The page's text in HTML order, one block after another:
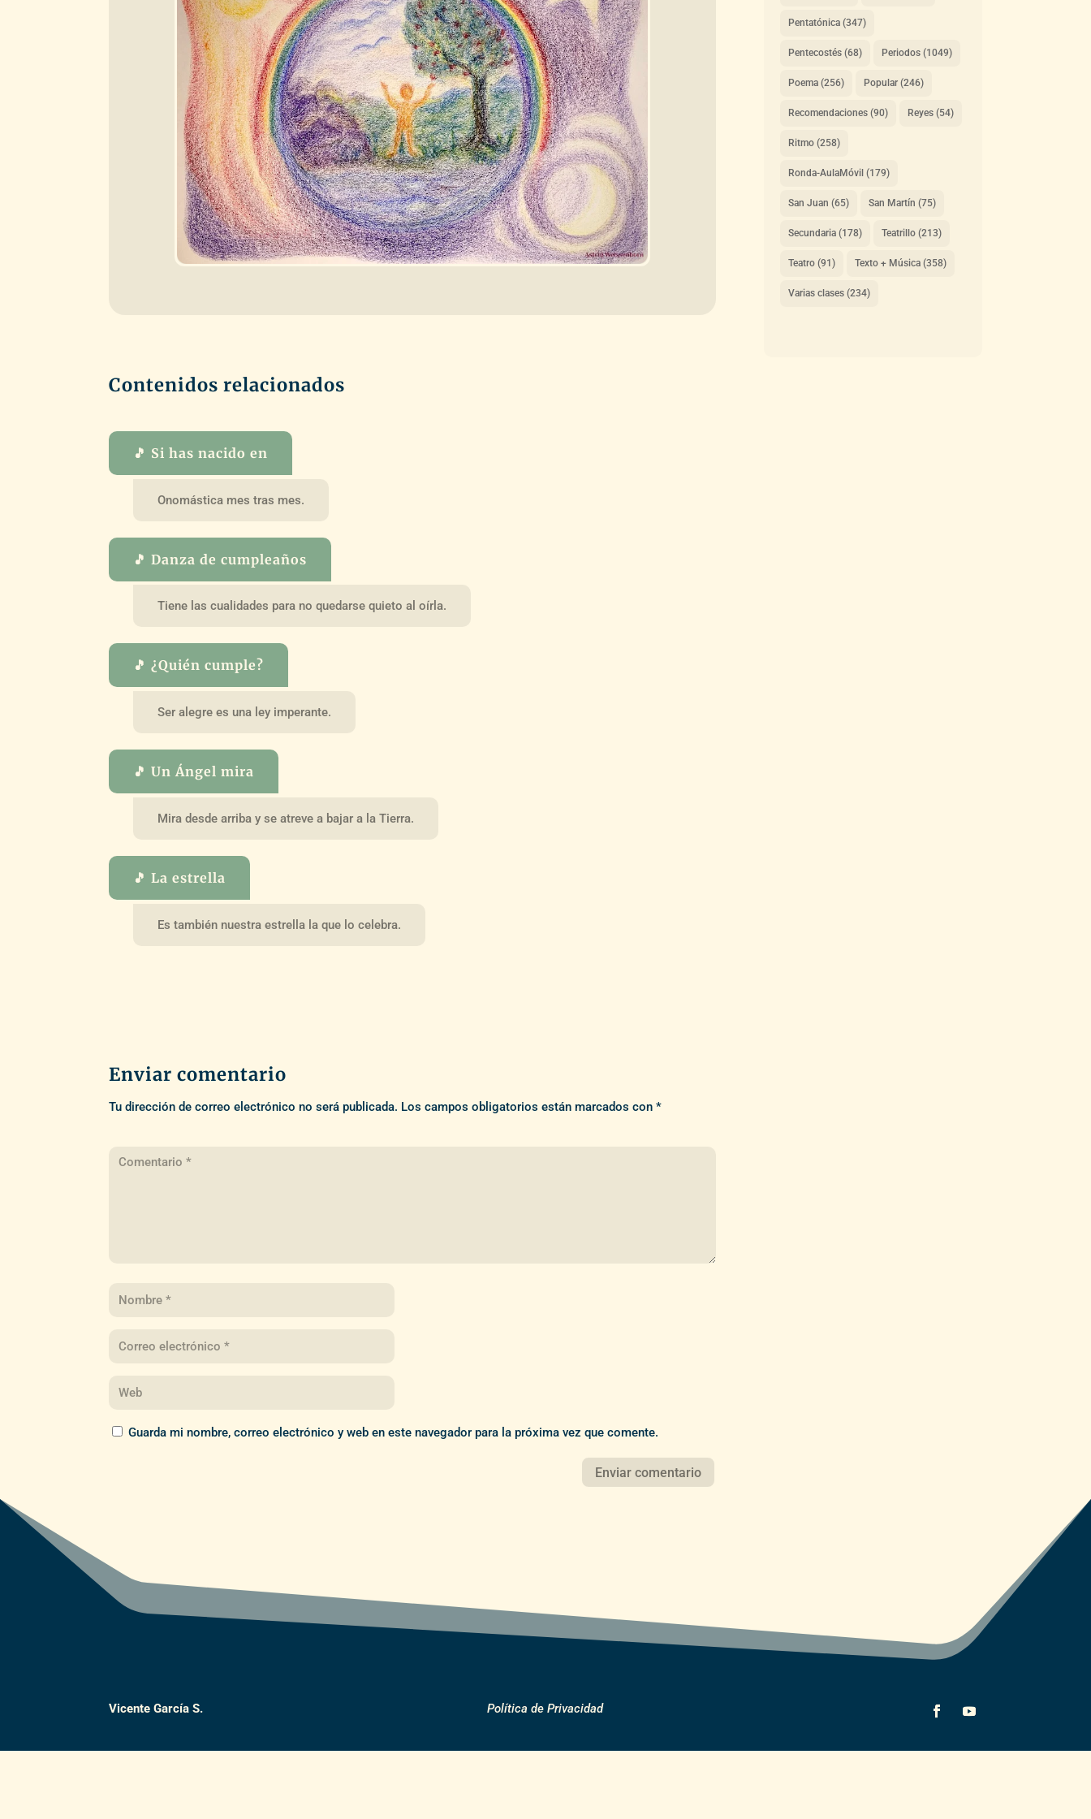
Contenidos relacionados
🎵 Si has nacido en
Onomástica mes tras mes.
🎵 Danza de cumpleaños
Tiene las cualidades para no quedarse quieto al oírla.
🎵 ¿Quién cumple?
Ser alegre es una ley imperante.
🎵 Un Ángel mira
Mira desde arriba y se atreve a bajar a la Tierra.
🎵 La estrella
Es también nuestra estrella la que lo celebra.
Enviar comentario
Tu dirección de correo electrónico no será publicada. Los campos obligatorios están marcados con*
Guarda mi nombre, correo electrónico y web en este navegador para la próxima vez que comente.
Pentatónica(347)
Pentecostés(68) Periodos(1049)
Poema(256) Popular(246)
Recomendaciones(90) Reyes(54)
Ritmo(258)
Ronda-AulaMóvil (179)
San Juan (65) San Martín (75)
Secundaria(178) Teatrillo(213)
Teatro(91) Texto + Música(358)
Varias clases(234)
Vicente García S. Política de Privacidad